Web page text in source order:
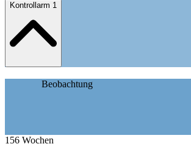
Kontrollarm 1
Beobachtung
156 Wochen